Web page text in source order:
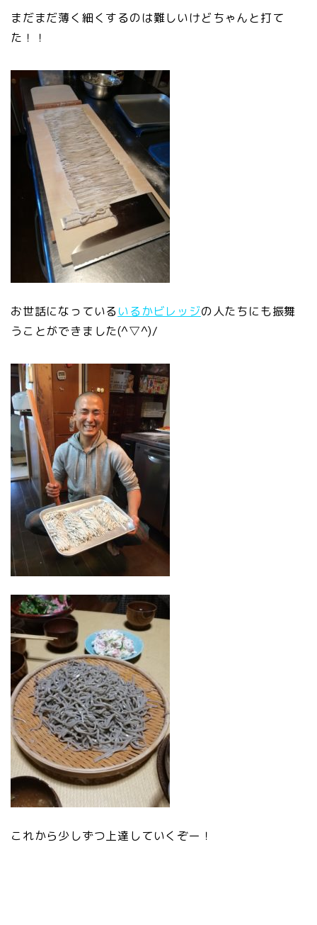
まだまだ薄く細くするのは難しいけどちゃんと打て
た！！
お世話になっているいるかビレッジの人たちにも振舞
うことができました(^▽^)/
これから少しずつ上達していくぞー！